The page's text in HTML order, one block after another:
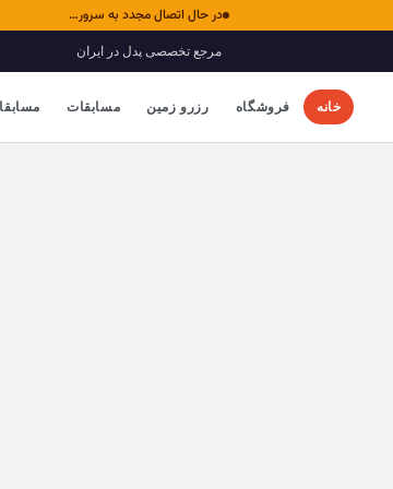
در حال اتصال مجدد به سرور…
مرجع تخصصی پدل در ایران
خانه فروشگاه رزرو زمین مسابقات